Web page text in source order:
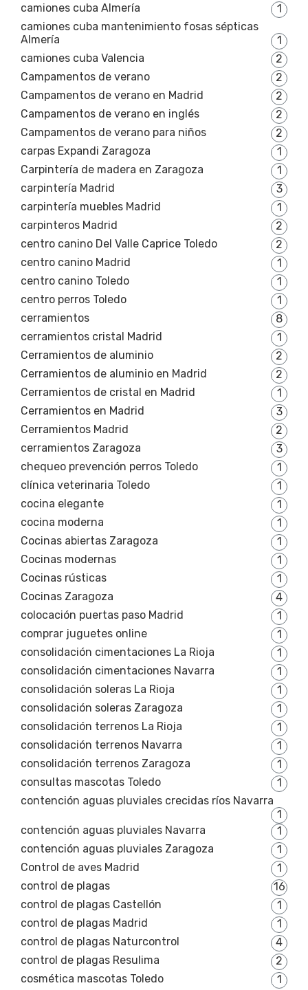
camiones cuba Almería
1
camiones cuba mantenimiento fosas sépticas
Almería
1
camiones cuba Valencia
2
Campamentos de verano
2
Campamentos de verano en Madrid
2
Campamentos de verano en inglés
2
Campamentos de verano para niños
2
carpas Expandi Zaragoza
1
Carpintería de madera en Zaragoza
1
carpintería Madrid
3
carpintería muebles Madrid
1
carpinteros Madrid
2
centro canino Del Valle Caprice Toledo
2
centro canino Madrid
1
centro canino Toledo
1
centro perros Toledo
1
cerramientos
8
cerramientos cristal Madrid
1
Cerramientos de aluminio
2
Cerramientos de aluminio en Madrid
2
Cerramientos de cristal en Madrid
1
Cerramientos en Madrid
3
Cerramientos Madrid
2
cerramientos Zaragoza
3
chequeo prevención perros Toledo
1
clínica veterinaria Toledo
1
cocina elegante
1
cocina moderna
1
Cocinas abiertas Zaragoza
1
Cocinas modernas
1
Cocinas rústicas
1
Cocinas Zaragoza
4
colocación puertas paso Madrid
1
comprar juguetes online
1
consolidación cimentaciones La Rioja
1
consolidación cimentaciones Navarra
1
consolidación soleras La Rioja
1
consolidación soleras Zaragoza
1
consolidación terrenos La Rioja
1
consolidación terrenos Navarra
1
consolidación terrenos Zaragoza
1
consultas mascotas Toledo
1
contención aguas pluviales crecidas ríos Navarra
1
contención aguas pluviales Navarra
1
contención aguas pluviales Zaragoza
1
Control de aves Madrid
1
control de plagas
16
control de plagas Castellón
1
control de plagas Madrid
1
control de plagas Naturcontrol
4
control de plagas Resulima
2
cosmética mascotas Toledo
1